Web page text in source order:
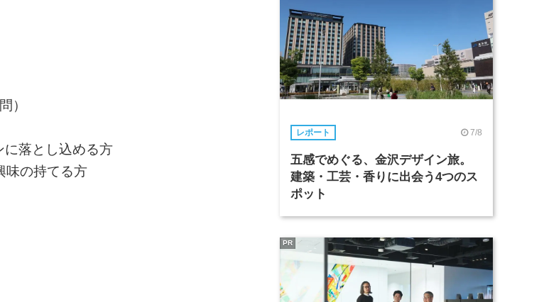
）
に落とし込める方
味の持てる方
レポート 7/8
五感でめぐる、金沢デザイン旅。
建築・工芸・香りに出会う4つのス
ポット
PR